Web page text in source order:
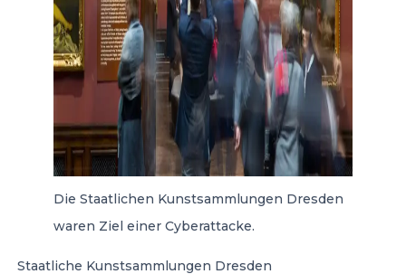
Die Staatlichen Kunstsammlungen Dresden
waren Ziel einer Cyberattacke.
Staatliche Kunstsammlungen Dresden